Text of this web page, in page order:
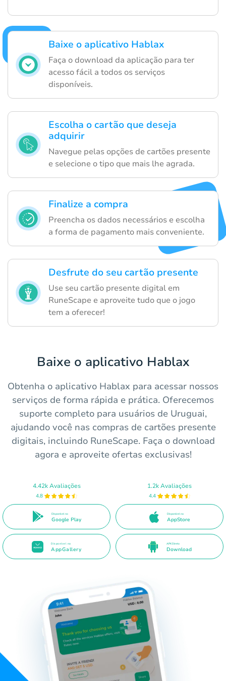
Baixe o aplicativo Hablax
Faça o download da aplicação para ter
acesso fácil a todos os serviços
disponíveis.
Escolha o cartão que deseja
adquirir
Navegue pelas opções de cartões presente
e selecione o tipo que mais lhe agrada.
Finalize a compra
Preencha os dados necessários e escolha
a forma de pagamento mais conveniente.
Desfrute do seu cartão presente
Use seu cartão presente digital em
RuneScape e aproveite tudo que o jogo
tem a oferecer!
Baixe o aplicativo Hablax
Obtenha o aplicativo Hablax para acessar nossos
serviços de forma rápida e prática. Oferecemos
suporte completo para usuários de Uruguai,
ajudando você nas compras de cartões presente
digitais, incluindo RuneScape. Faça o download
agora e aproveite ofertas exclusivas!
4.42k Avaliações
4.8
Disponível no
Google Play
1.2k Avaliações
4.4
Disponível na
AppStore
Disponível na
AppGallery
APK Direto
Download